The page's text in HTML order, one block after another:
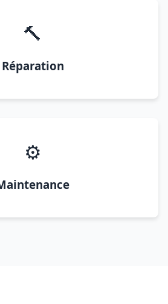
🔨
Réparation
⚙️